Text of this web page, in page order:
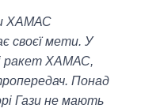
ХАМАС
своєї мети. У
ракет ХАМАС,
Понад
Гази не мають